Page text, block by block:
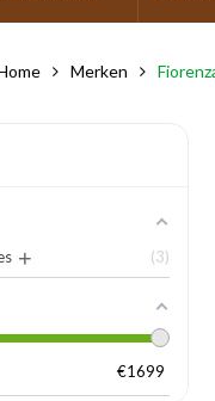
Merken
3
€1699